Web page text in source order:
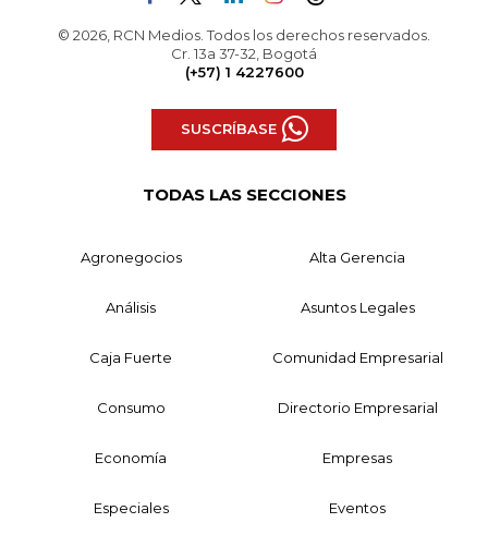
© 2026, RCN Medios. Todos los derechos reservados.
Cr. 13a 37-32, Bogotá
(+57) 1 4227600
SUSCRÍBASE
TODAS LAS SECCIONES
Agronegocios Alta Gerencia
Análisis Asuntos Legales
Caja Fuerte Comunidad Empresarial
Consumo Directorio Empresarial
Economía Empresas
Especiales Eventos